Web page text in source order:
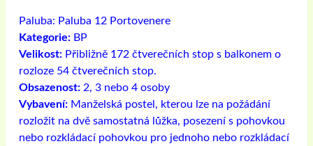
Paluba: Paluba 12 Portovenere
Kategorie: BP
Velikost: Přibližně 172 čtverečních stop s balkonem o
rozloze 54 čtverečních stop.
Obsazenost: 2, 3 nebo 4 osoby
Vybavení: Manželská postel, kterou lze na požádání
rozložit na dvě samostatná lůžka, posezení s pohovkou
nebo rozkládací pohovkou pro jednoho nebo rozkládací